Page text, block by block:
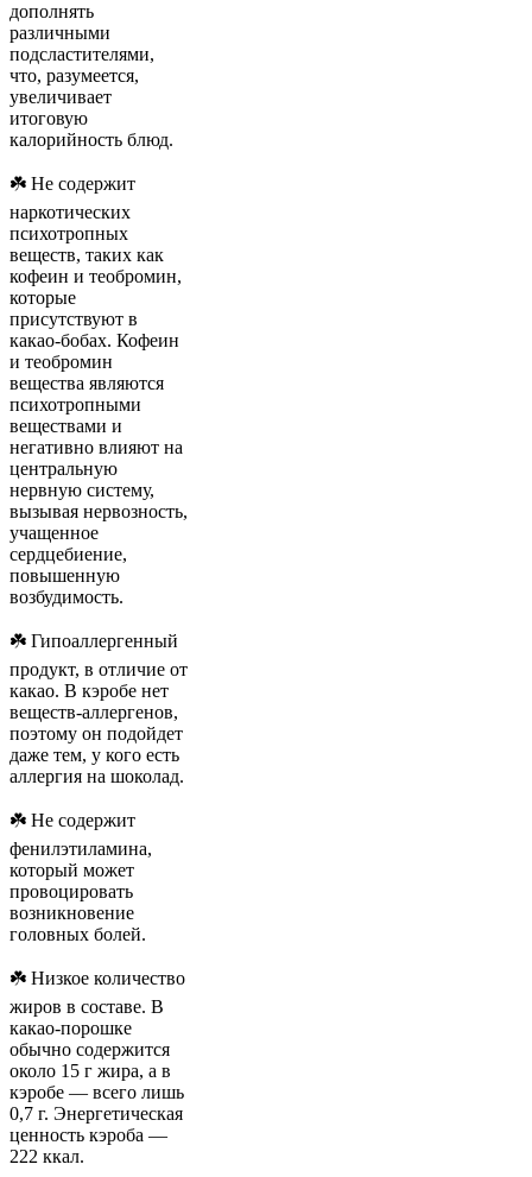
дополнять
различными
подсластителями,
что, разумеется,
увеличивает
итоговую
калорийность блюд.
☘️ Не содержит
наркотических
психотропных
веществ, таких как
кофеин и теобромин,
которые
присутствуют в
какао-бобах. Кофеин
и теобромин
вещества являются
психотропными
веществами и
негативно влияют на
центральную
нервную систему,
вызывая нервозность,
учащенное
сердцебиение,
повышенную
возбудимость.
☘️ Гипоаллергенный
продукт, в отличие от
какао. В кэробе нет
веществ-аллергенов,
поэтому он подойдет
даже тем, у кого есть
аллергия на шоколад.
☘️ Не содержит
фенилэтиламина,
который может
провоцировать
возникновение
головных болей.
☘️ Низкое количество
жиров в составе. В
какао-порошке
обычно содержится
около 15 г жира, а в
кэробе — всего лишь
0,7 г. Энергетическая
ценность кэроба —
222 ккал.